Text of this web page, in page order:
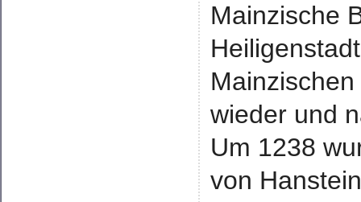
Mainzische
wieder und
Um 1238
von